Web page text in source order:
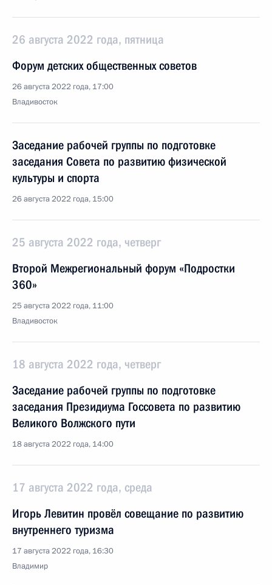
26 августа 2022 года, пятница
Форум детских общественных советов
26 августа 2022 года, 17:00
Владивосток
Заседание рабочей группы по подготовке
заседания Совета по развитию физической
культуры и спорта
26 августа 2022 года, 15:00
25 августа 2022 года, четверг
Второй Межрегиональный форум «Подростки
360»
25 августа 2022 года, 11:00
Владивосток
18 августа 2022 года, четверг
Заседание рабочей группы по подготовке
заседания Президиума Госсовета по развитию
Великого Волжского пути
18 августа 2022 года, 14:00
17 августа 2022 года, среда
Игорь Левитин провёл совещание по развитию
внутреннего туризма
17 августа 2022 года, 16:30
Владимир